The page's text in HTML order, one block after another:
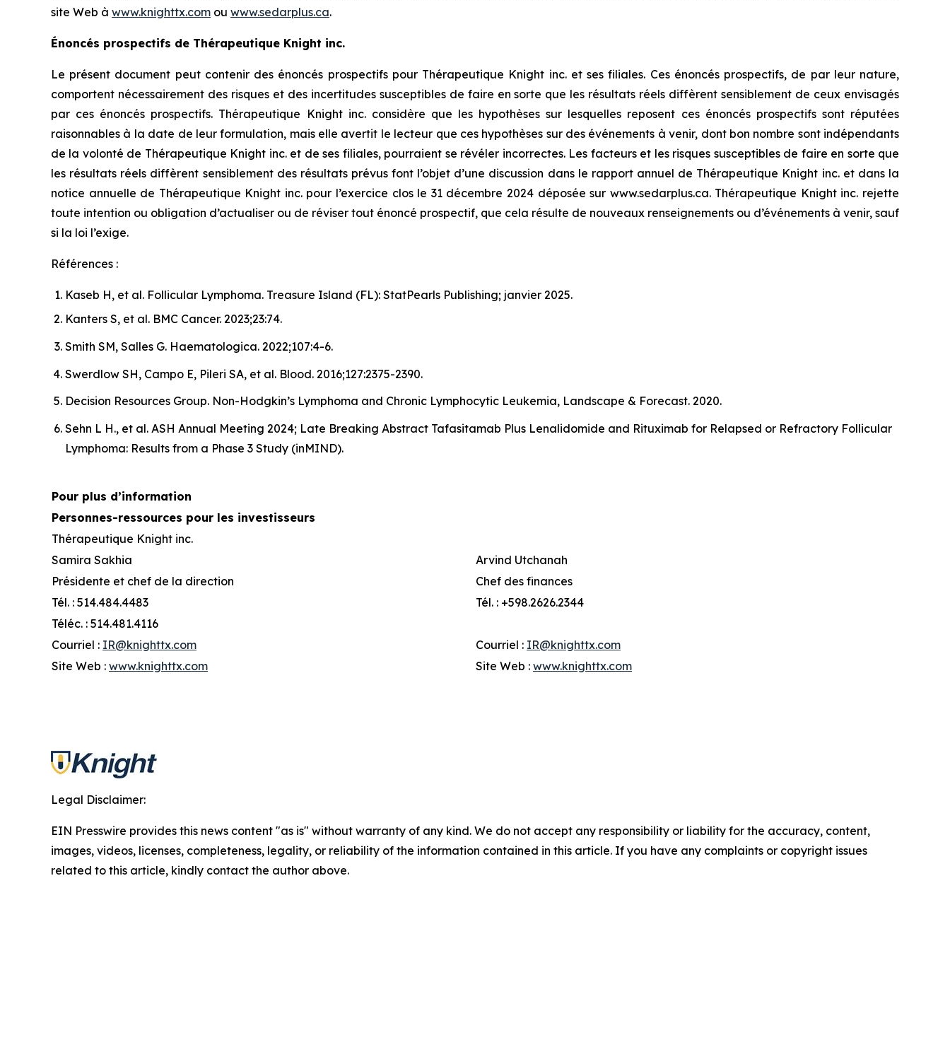
site Web à www.knighttx.com ou www.sedarplus.ca.
Énoncés prospectifs de Thérapeutique Knight inc.
Le présent document peut contenir des énoncés prospectifs pour Thérapeutique Knight inc. et ses filiales. Ces énoncés prospectifs, de par leur nature,
comportent nécessairement des risques et des incertitudes susceptibles de faire en sorte que les résultats réels diffèrent sensiblement de ceux envisagés
par ces énoncés prospectifs. Thérapeutique Knight inc. considère que les hypothèses sur lesquelles reposent ces énoncés prospectifs sont réputées
raisonnables à la date de leur formulation, mais elle avertit le lecteur que ces hypothèses sur des événements à venir, dont bon nombre sont indépendants
de la volonté de Thérapeutique Knight inc. et de ses filiales, pourraient se révéler incorrectes. Les facteurs et les risques susceptibles de faire en sorte que
les résultats réels diffèrent sensiblement des résultats prévus font l’objet d’une discussion dans le rapport annuel de Thérapeutique Knight inc. et dans la
notice annuelle de Thérapeutique Knight inc. pour l’exercice clos le 31 décembre 2024 déposée sur www.sedarplus.ca. Thérapeutique Knight inc. rejette
toute intention ou obligation d’actualiser ou de réviser tout énoncé prospectif, que cela résulte de nouveaux renseignements ou d’événements à venir, sauf
si la loi l’exige.
Références :
Kaseb H, et al. Follicular Lymphoma. Treasure Island (FL): StatPearls Publishing; janvier 2025.
Kanters S, et al. BMC Cancer. 2023;23:74.
Smith SM, Salles G. Haematologica. 2022;107:4-6.
Swerdlow SH, Campo E, Pileri SA, et al. Blood. 2016;127:2375-2390.
Decision Resources Group. Non-Hodgkin’s Lymphoma and Chronic Lymphocytic Leukemia, Landscape & Forecast. 2020.
Sehn L H., et al. ASH Annual Meeting 2024; Late Breaking Abstract Tafasitamab Plus Lenalidomide and Rituximab for Relapsed or Refractory Follicular
Lymphoma: Results from a Phase 3 Study (inMIND).
Pour plus d’information
Personnes-ressources pour les investisseurs
Thérapeutique Knight inc.
Samira Sakhia
Arvind Utchanah
Présidente et chef de la direction
Chef des finances
Tél. : 514.484.4483
Tél. : +598.2626.2344
Téléc. : 514.481.4116
Courriel : IR@knighttx.com Courriel : IR@knighttx.com
Site Web : www.knighttx.com Site Web : www.knighttx.com
Legal Disclaimer:
EIN Presswire provides this news content "as is" without warranty of any kind. We do not accept any responsibility or liability for the accuracy, content,
images, videos, licenses, completeness, legality, or reliability of the information contained in this article. If you have any complaints or copyright issues
related to this article, kindly contact the author above.